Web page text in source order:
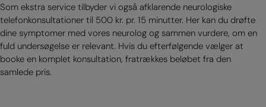
Som ekstra service tilbyder vi også afklarende neurologiske
telefonkonsultationer til 500 kr. pr. 15 minutter. Her kan du drøfte
dine symptomer med vores neurolog og sammen vurdere, om en
fuld undersøgelse er relevant. Hvis du efterfølgende vælger at
booke en komplet konsultation, fratrækkes beløbet fra den
samlede pris.